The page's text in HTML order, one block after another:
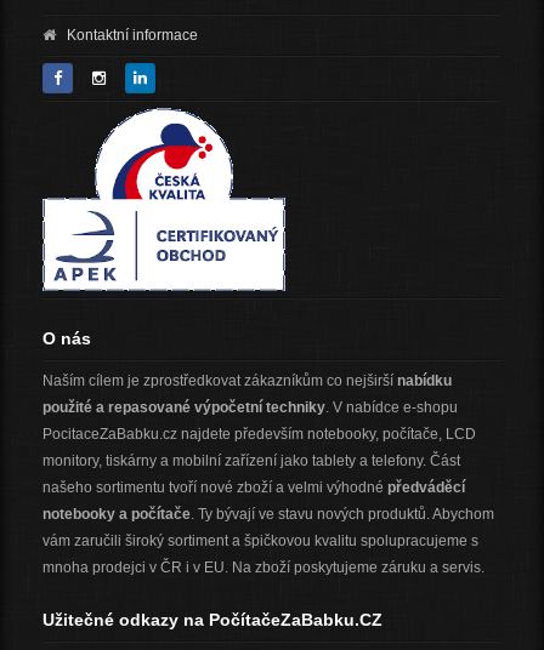
Kontaktní informace
O nás
Naším cílem je zprostředkovat zákazníkům co nejširší nabídku
použité a repasované výpočetní techniky. V nabídce e-shopu
PocitaceZaBabku.cz najdete především notebooky, počítače, LCD
monitory, tiskárny a mobilní zařízení jako tablety a telefony. Část
našeho sortimentu tvoří nové zboží a velmi výhodné předváděcí
notebooky a počítače. Ty bývají ve stavu nových produktů. Abychom
vám zaručili široký sortiment a špičkovou kvalitu spolupracujeme s
mnoha prodejci v ČR i v EU. Na zboží poskytujeme záruku a servis.
Užitečné odkazy na PočítačeZaBabku.CZ